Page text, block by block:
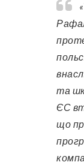
«Тому
та
ЄС
що